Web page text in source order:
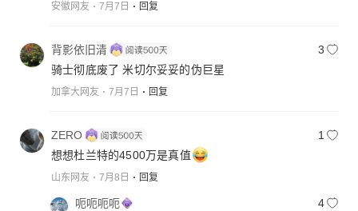
安徽网友 7月7日 回复
背影依旧清
3
骑士彻底废了 米切尔妥妥的伪巨星
加拿大网友 7月7日 回复
ZERO
1
想想杜兰特的4500万是真值
山东网友 7月8日 回复
呃呃呃呃
4